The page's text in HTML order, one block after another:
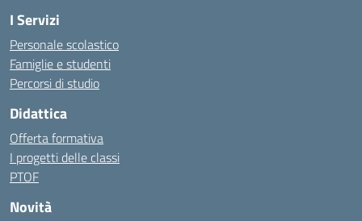
I Servizi
Personale scolastico
Famiglie e studenti
Percorsi di studio
Didattica
Offerta formativa
I progetti delle classi
PTOF
Novità